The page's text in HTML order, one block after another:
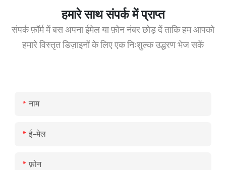
हमारे साथ संपर्क में प्राप्त
संपर्क फ़ॉर्म में बस अपना ईमेल या फ़ोन नंबर छोड़ दें ताकि हम आपको
हमारे विस्तृत डिज़ाइनों के लिए एक निःशुल्क उद्धरण भेज सकें
नाम
ई-मेल
फ़ोन